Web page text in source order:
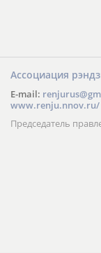
Ассоциация
E-mail:
www.renju.nnov.ru/
Председатель